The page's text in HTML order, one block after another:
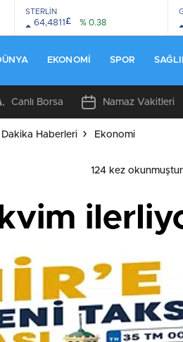
STERLİN
64,4811 £ % 0.38
EKONOMI SPOR
Canlı Borsa Namaz Vakitleri
Haberleri Ekonomi
124 kez okunmuştur